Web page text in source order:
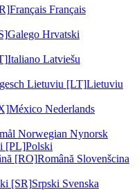
Français Français
Galego Hrvatski
Italiano Latviešu
Lietuviu [LT]Lietuviu
México Nederlands
Norwegian Nynorsk
[PL]Polski
[RO]Română Slovenšcina
[SR]Srpski Svenska